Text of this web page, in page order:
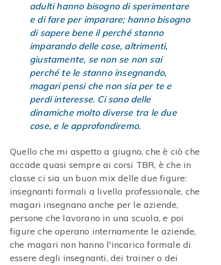
adulti hanno bisogno di sperimentare
e di fare per imparare; hanno bisogno
di sapere bene il perché stanno
imparando delle cose, altrimenti,
giustamente, se non se non sai
perché te le stanno insegnando,
magari pensi che non sia per te e
perdi interesse. Ci sono delle
dinamiche molto diverse tra le due
cose, e le approfondiremo.
Quello che mi aspetto a giugno, che è ciò che
accade quasi sempre ai corsi TBR, è che in
classe ci sia un buon mix delle due figure:
insegnanti formali a livello professionale, che
magari insegnano anche per le aziende,
persone che lavorano in una scuola, e poi
figure che operano internamente le aziende,
che magari non hanno l'incarico formale di
essere degli insegnanti, dei trainer o dei